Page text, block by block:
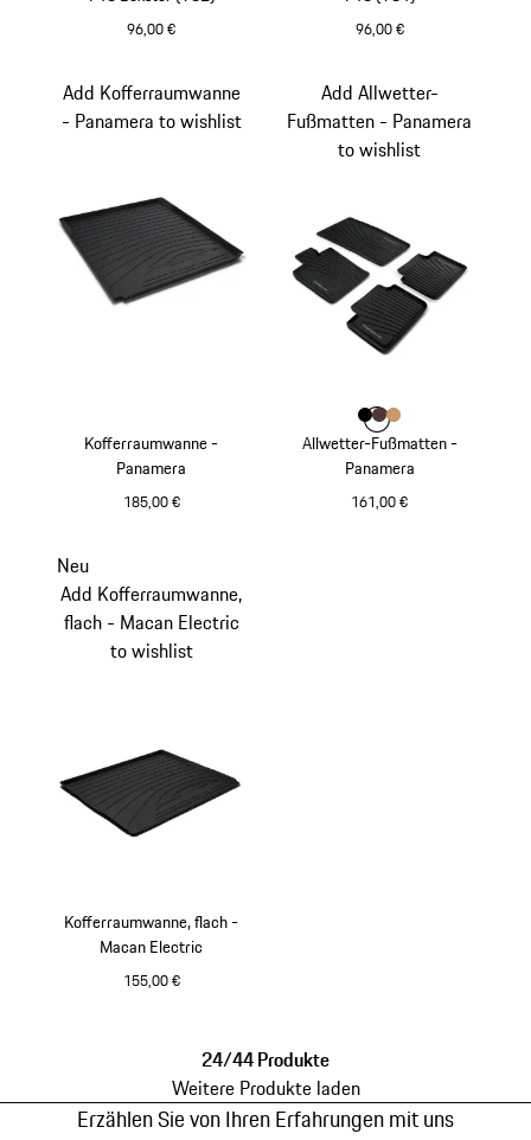
96,00 € 96,00 €
Kofferraumwanne -
Panamera
185,00 €
Add Kofferraumwanne
- Panamera to wishlist
Allwetter-Fußmatten -
Panamera
161,00 €
Add Allwetter-
Fußmatten - Panamera
to wishlist
Farbe
Farbe
FarbeFarbe
Kofferraumwanne, flach -
Macan Electric
155,00 €
Neu
Add Kofferraumwanne,
flach - Macan Electric
to wishlist
24/44 Produkte
Weitere Produkte laden
Erzählen Sie von Ihren Erfahrungen mit uns